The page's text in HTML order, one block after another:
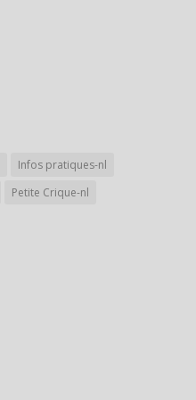
Infos pratiques-nl
Petite Crique-nl